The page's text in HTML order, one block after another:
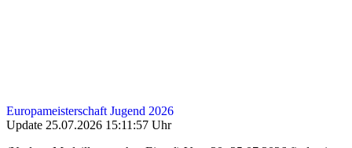
Europameisterschaft Jugend 2026
Update 25.07.2026 15:11:57 Uhr